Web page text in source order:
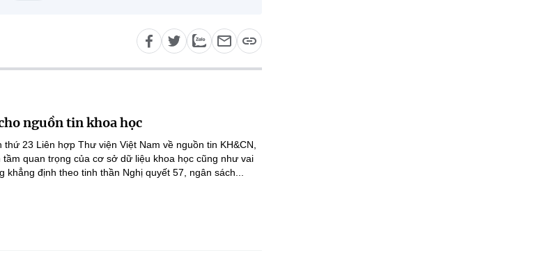
nguồn tin khoa học
23 Liên hợp Thư viện Việt Nam về nguồn tin KH&CN,
quan trọng của cơ sở dữ liệu khoa học cũng như vai
định theo tinh thần Nghị quyết 57, ngân sách...